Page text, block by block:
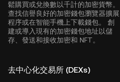
鬆購買或兌換數以千計的加密貨幣。
查找信譽良好的加密錢包瀏覽器擴展
程序或在智能手機上下載錢包。 創
建或導入現有的加密錢包地址以儲
存、發送和接收加密和 NFT。
去中心化交易所 (DEXs)